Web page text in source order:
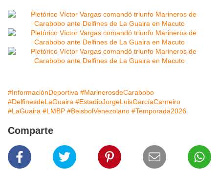
#InformaciónDeportiva #MarinerosdeCarabobo
#DelfinesdeLaGuaira #EstadioJorgeLuisGarcíaCarneiro
#LaGuaira #LMBP #BeisbolVenezolano #Temporada2026
Comparte